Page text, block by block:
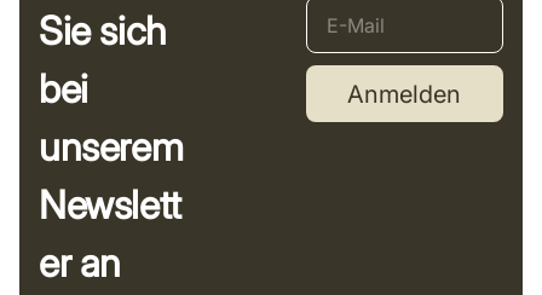
Sie sich
bei
unserem
Newslett
er an
Anmelden